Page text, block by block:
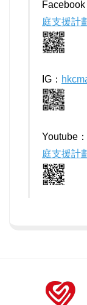
Facebook
庭支援計
IG：
Youtube：
庭支援計